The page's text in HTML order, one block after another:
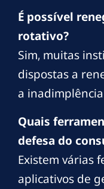
É possível
rotativo?
Sim, muitas
dispostas a
a
Quais
defesa do
Existem várias
aplicativos de